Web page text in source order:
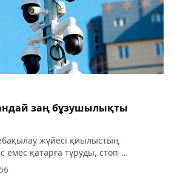
заң бұзушылықты
жүйесі қиылыстың
емес қатарға тұруды, стоп-
және автобус жолағының
анықтайды.